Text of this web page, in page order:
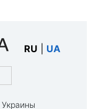
RU UA